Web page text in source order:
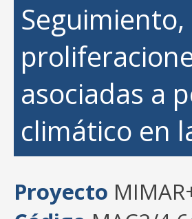
asociadas a
climático en
Proyecto